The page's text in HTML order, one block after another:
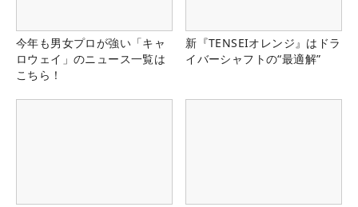
今年も男女プロが強い「キャ
ロウェイ」のニュース一覧は
こちら！
新『TENSEIオレンジ』はドラ
イバーシャフトの“最適解”